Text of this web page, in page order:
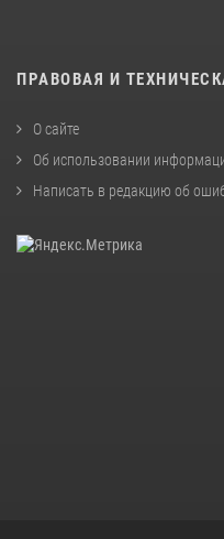
ПРАВОВАЯ И
О сайте
Об использовании
Написать в редакцию об